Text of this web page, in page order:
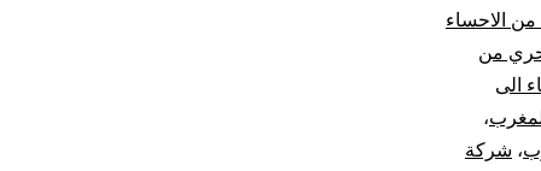
الاحساء
من
الى
،
، شركة